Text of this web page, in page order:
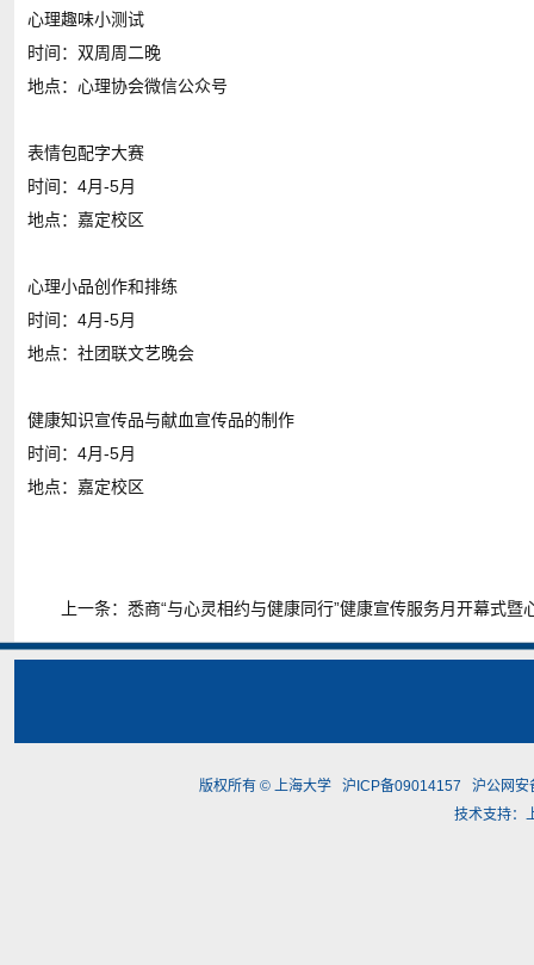
心理趣味小测试
时间：双周周二晚
地点：心理协会微信公众号
表情包配字大赛
时间：4月-5月
地点：嘉定校区
心理小品创作和排练
时间：4月-5月
地点：社团联文艺晚会
健康知识宣传品与献血宣传品的制作
时间：4月-5月
地点：嘉定校区
上一条：悉商“与心灵相约与健康同行”健康宣传服务月开幕式
版权所有 © 上海大学 沪ICP备09014157
沪公网
技术支持：